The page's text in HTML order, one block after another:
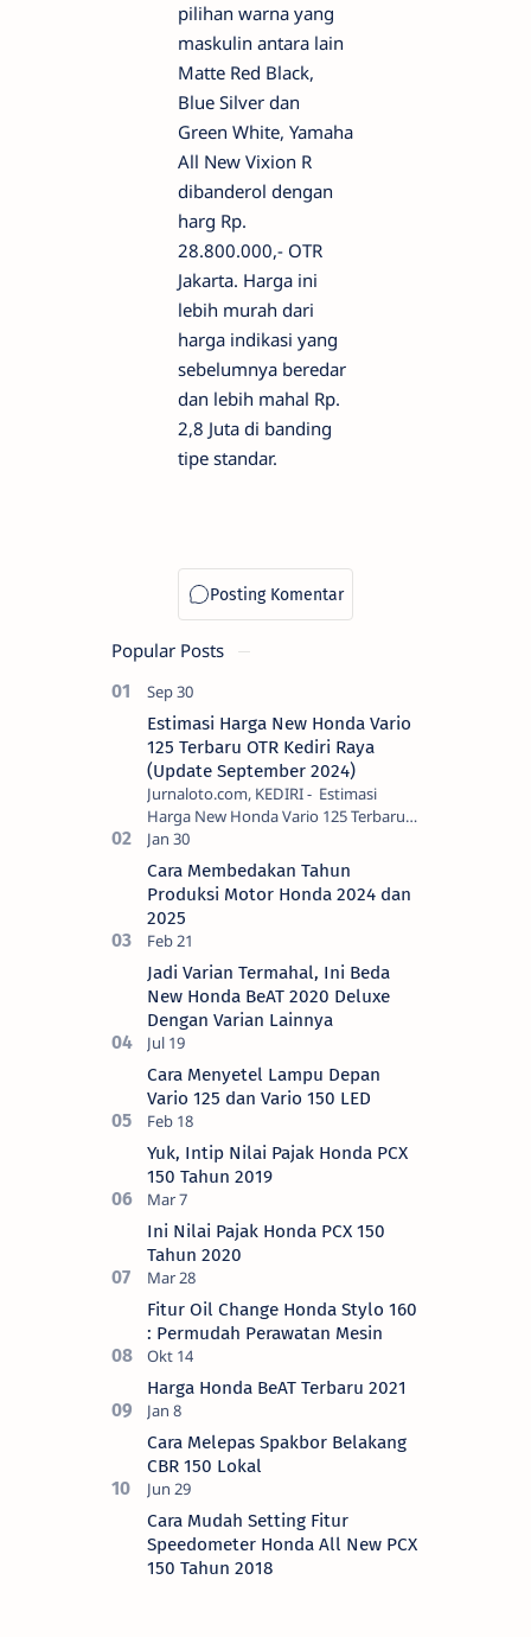
pilihan warna yang
maskulin antara lain
Matte Red Black,
Blue Silver dan
Green White, Yamaha
All New Vixion R
dibanderol dengan
harg Rp.
28.800.000,- OTR
Jakarta. Harga ini
lebih murah dari
harga indikasi yang
sebelumnya beredar
dan lebih mahal Rp.
2,8 Juta di banding
tipe standar.
Popular Posts
Estimasi Harga New Honda Vario
125 Terbaru OTR Kediri Raya
(Update September 2024)
Jurnaloto.com, KEDIRI - Estimasi
Harga New Honda Vario 125 Terbaru
OTR Kediri Raya (Update September
2024) Brosis sekalian, PT Astra Honda
Motor (AH…
Cara Membedakan Tahun
Produksi Motor Honda 2024 dan
2025
Jadi Varian Termahal, Ini Beda
New Honda BeAT 2020 Deluxe
Dengan Varian Lainnya
Cara Menyetel Lampu Depan
Vario 125 dan Vario 150 LED
Yuk, Intip Nilai Pajak Honda PCX
150 Tahun 2019
Ini Nilai Pajak Honda PCX 150
Tahun 2020
Fitur Oil Change Honda Stylo 160
: Permudah Perawatan Mesin
Harga Honda BeAT Terbaru 2021
Cara Melepas Spakbor Belakang
CBR 150 Lokal
Cara Mudah Setting Fitur
Speedometer Honda All New PCX
150 Tahun 2018